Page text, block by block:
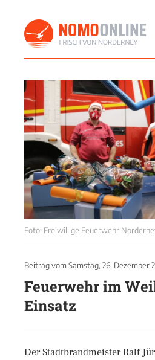
Foto: Freiwillige Feuerwehr
Beitrag vom Samstag, 26. Dezember
Feuerwehr im
Einsatz
Der Stadtbrandmeister Ralf